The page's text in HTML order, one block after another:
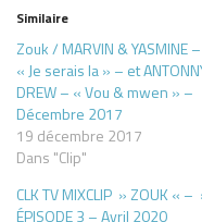
Similaire
Zouk / MARVIN & YASMINE –
« Je serais la » – et
DREW – « Vou & mwen » –
Décembre 2017
19 décembre 2017
Dans "Clip"
CLK TV MIXCLIP » ZOUK « –
ÉPISODE 3 – Avril 2020